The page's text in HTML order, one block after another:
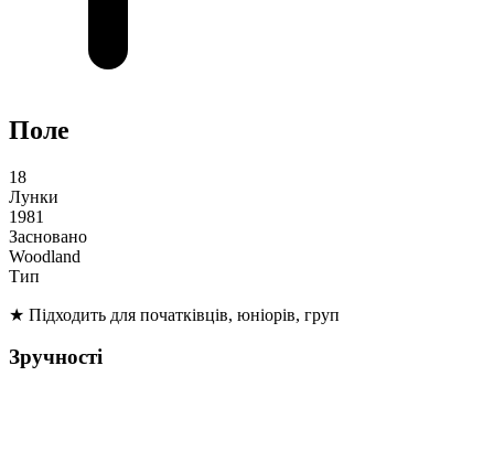
Поле
18
Лунки
1981
Засновано
Woodland
Тип
★ Підходить для початківців, юніорів, груп
Зручності